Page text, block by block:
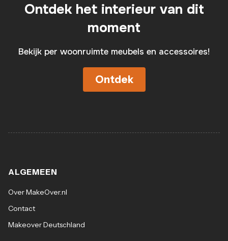
Ontdek het interieur van dit
moment
Bekijk per woonruimte meubels en accessoires!
Ontdek
ALGEMEEN
Over MakeOver.nl
Contact
Makeover Deutschland